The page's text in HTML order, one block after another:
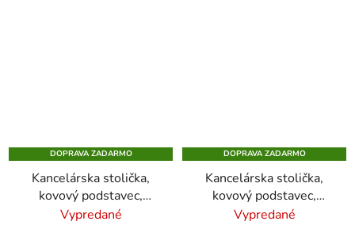
DOPRAVA ZADARMO
Kancelárska stolička,
kovový podstavec,
vysoké operadlo,
Vypredané
DOPRAVA ZADARMO
Kancelárska stolička,
kovový podstavec,
vysoké operadlo,
Vypredané